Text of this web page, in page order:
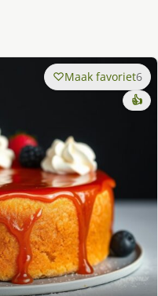
Maak favoriet6
👍